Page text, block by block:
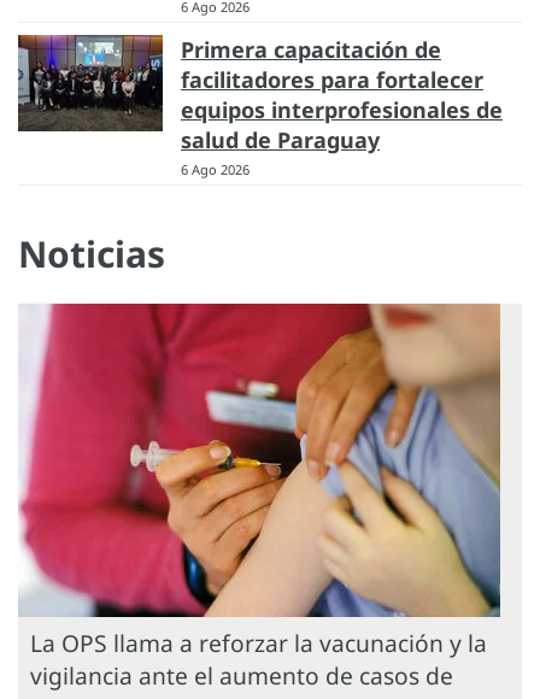
6 Ago 2026
Primera capacitación de
facilitadores para fortalecer
equipos interprofesionales de
salud de Paraguay
6 Ago 2026
Noticias
La OPS llama a reforzar la vacunación y la
vigilancia ante el aumento de casos de